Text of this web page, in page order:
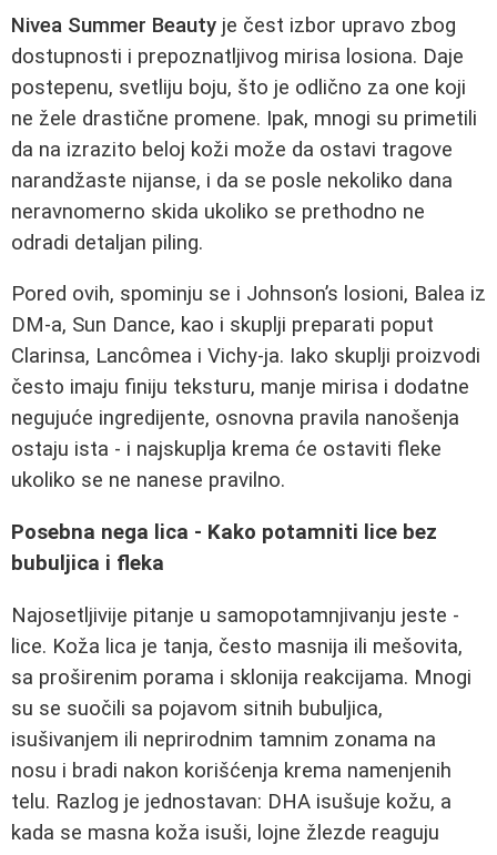
Nivea Summer Beauty je čest izbor upravo zbog
dostupnosti i prepoznatljivog mirisa losiona. Daje
postepenu, svetliju boju, što je odlično za one koji
ne žele drastične promene. Ipak, mnogi su primetili
da na izrazito beloj koži može da ostavi tragove
narandžaste nijanse, i da se posle nekoliko dana
neravnomerno skida ukoliko se prethodno ne
odradi detaljan piling.
Pored ovih, spominju se i Johnson’s losioni, Balea iz
DM-a, Sun Dance, kao i skuplji preparati poput
Clarinsa, Lancômea i Vichy-ja. Iako skuplji proizvodi
često imaju finiju teksturu, manje mirisa i dodatne
negujuće ingredijente, osnovna pravila nanošenja
ostaju ista - i najskuplja krema će ostaviti fleke
ukoliko se ne nanese pravilno.
Posebna nega lica - Kako potamniti lice bez
bubuljica i fleka
Najosetljivije pitanje u samopotamnjivanju jeste -
lice. Koža lica je tanja, često masnija ili mešovita,
sa proširenim porama i sklonija reakcijama. Mnogi
su se suočili sa pojavom sitnih bubuljica,
isušivanjem ili neprirodnim tamnim zonama na
nosu i bradi nakon korišćenja krema namenjenih
telu. Razlog je jednostavan: DHA isušuje kožu, a
kada se masna koža isuši, lojne žlezde reaguju